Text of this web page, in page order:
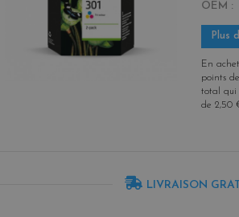
OEM
Plus
En
points
total qui
de2,50
LIVRAISON